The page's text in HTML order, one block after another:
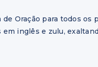
de Oração para todos
inglês e zulu,